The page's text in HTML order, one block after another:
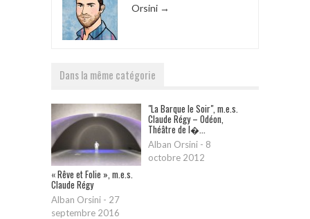
Orsini →
Dans la même catégorie
« Rêve et Folie », m.e.s.
Claude Régy
Alban Orsini - 27
septembre 2016
"La Barque le Soir", m.e.s.
Claude Régy – Odéon,
Théâtre de l�...
Alban Orsini - 8
octobre 2012